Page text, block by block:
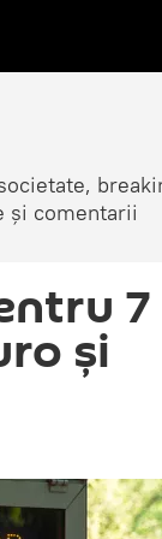
și comentarii
și